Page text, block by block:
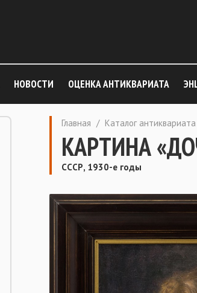
НОВОСТИ ОЦЕНКА АНТИКВАРИАТА
Главная / Каталог антиквариата
КАРТИНА
СССР, 1930-е годы